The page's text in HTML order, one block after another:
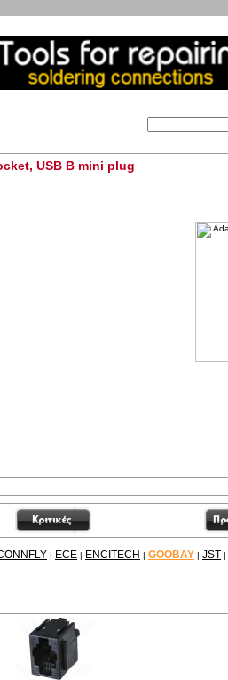
USB B mini plug
| ECE | ENCITECH | GOOBAY | JST |